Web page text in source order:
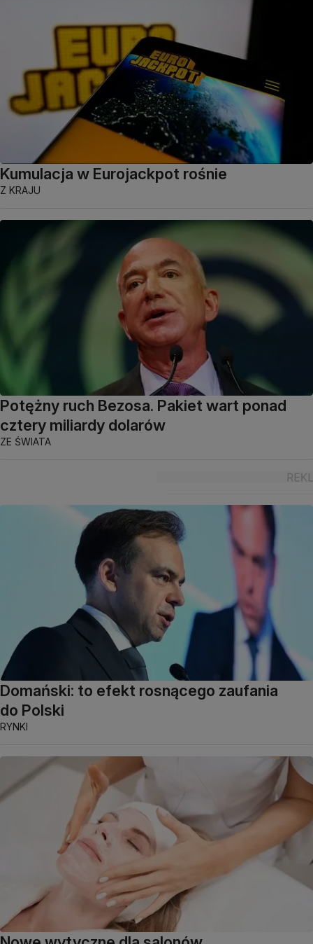
Kumulacja w Eurojackpot rośnie
Z KRAJU
Potężny ruch Bezosa. Pakiet wart ponad
cztery miliardy dolarów
ZE ŚWIATA
Domański: to efekt rosnącego zaufania
do Polski
RYNKI